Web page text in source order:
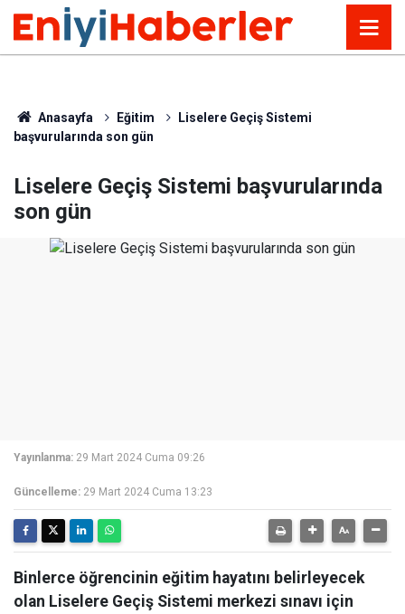
Anasayfa Eğitim
Liselere Geçiş Sistemi
başvurularında son gün
Liselere Geçiş Sistemi başvurularında
son gün
Yayınlanma: 29 Mart 2024 Cuma 09:26
Güncelleme: 29 Mart 2024 Cuma 13:23
Binlerce öğrencinin eğitim hayatını belirleyecek
olan Liselere Geçiş Sistemi merkezi sınavı için